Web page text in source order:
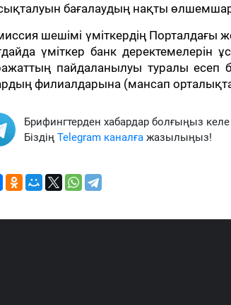
бағалаудың нақты
шешімі үміткердің Порталдағы
үміткер банк
пайдаланылуы туралы есеп
филиалдарына (мансап
Брифингтерден хабардар болғыңыз
Біздің Telegram каналға жазылыңыз!